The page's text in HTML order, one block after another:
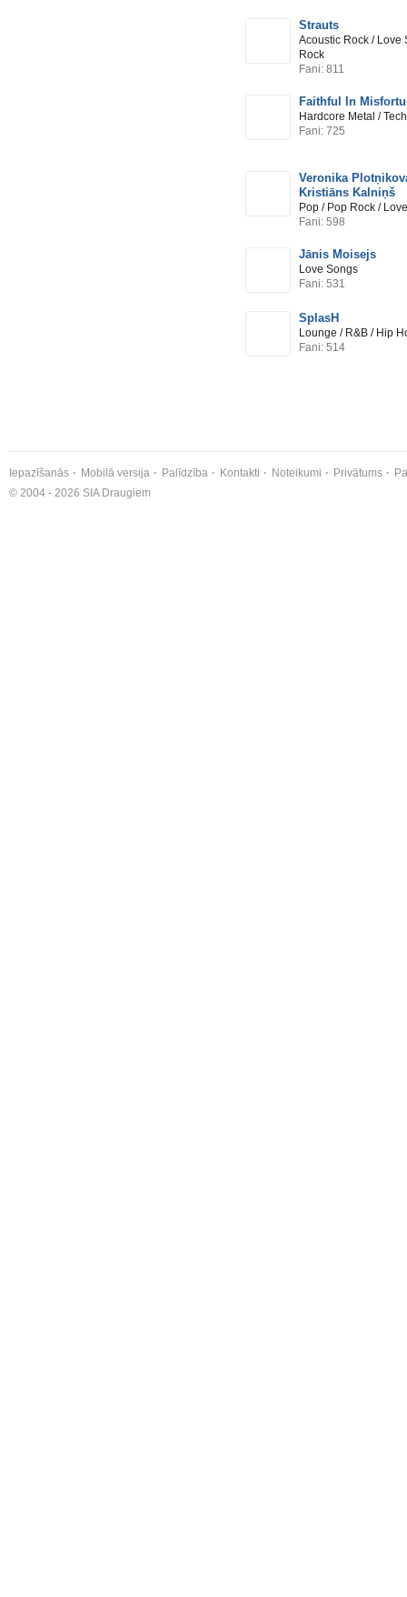
Strauts
Acoustic Rock / Love
Rock
Fani: 811
Faithful In
Hardcore Metal /
Fani: 725
Veronika
Kristiāns Kalniņš
Pop / Pop Rock /
Fani: 598
Jānis Moisejs
Love Songs
Fani: 531
SplasH
Lounge / R&B / Hip
Fani: 514
Iepazīšanās Mobilā versija Palīdzība Kontakti Noteikumi Privātums
© 2004 - 2026 SIA Draugiem